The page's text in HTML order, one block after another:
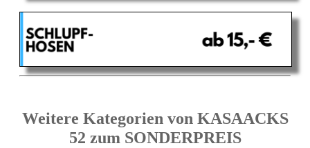
Weitere Kategorien von KASAACKS
52 zum SONDERPREIS